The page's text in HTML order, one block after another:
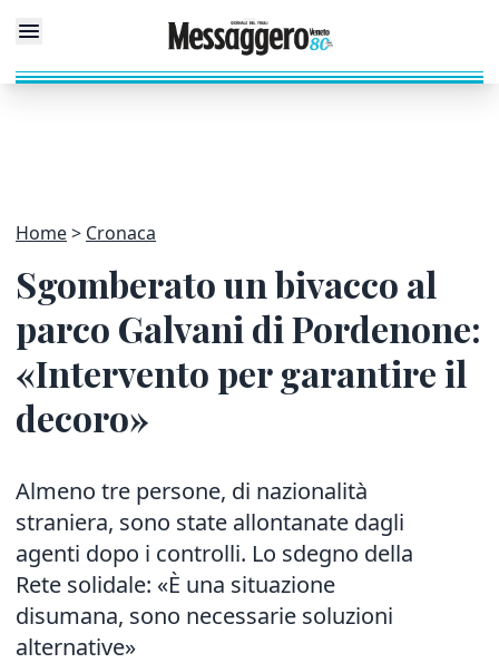
Home Cronaca
Sgomberato un bivacco al
parco Galvani di Pordenone:
«Intervento per garantire il
decoro»
Almeno tre persone, di nazionalità
straniera, sono state allontanate dagli
agenti dopo i controlli. Lo sdegno della
Rete solidale: «È una situazione
disumana, sono necessarie soluzioni
alternative»